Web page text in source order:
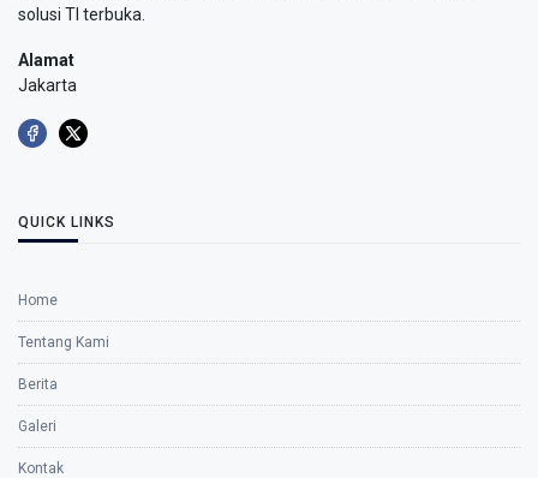
solusi TI terbuka.
Alamat
Jakarta
QUICK LINKS
Home
Tentang Kami
Berita
Galeri
Kontak